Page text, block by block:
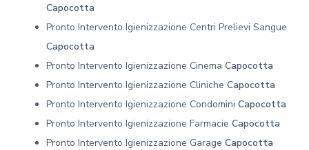
Capocotta
Pronto Intervento Igienizzazione Centri Prelievi Sangue
Capocotta
Pronto Intervento Igienizzazione Cinema Capocotta
Pronto Intervento Igienizzazione Cliniche Capocotta
Pronto Intervento Igienizzazione Condomini Capocotta
Pronto Intervento Igienizzazione Farmacie Capocotta
Pronto Intervento Igienizzazione Garage Capocotta